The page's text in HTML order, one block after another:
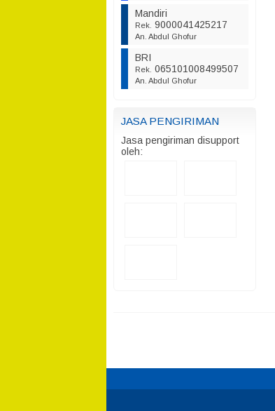
Mandiri
Rek. 9000041425217
An. Abdul Ghofur
BRI
Rek. 065101008499507
An. Abdul Ghofur
JASA PENGIRIMAN
Jasa pengiriman disupport
oleh: